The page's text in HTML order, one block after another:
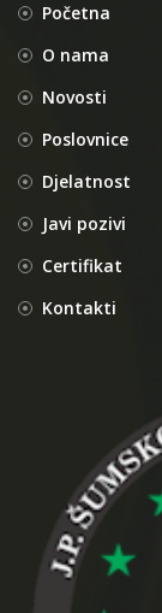
Početna
O nama
Novosti
Poslovnice
Djelatnost
Javi pozivi
Certifikat
Kontakti